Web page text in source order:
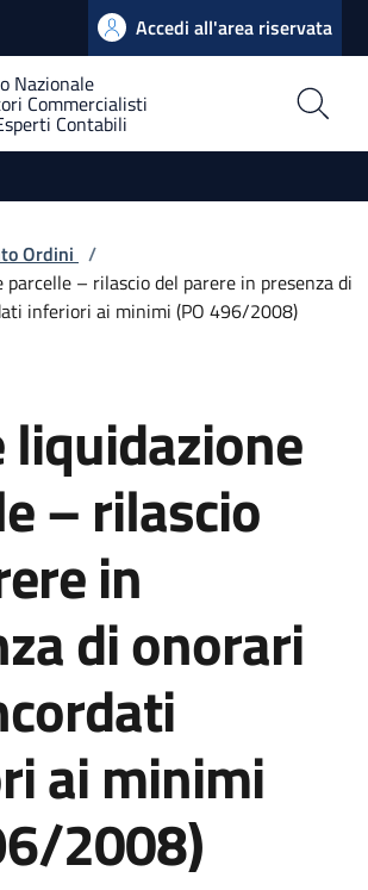
Accedi all'area riservata
Nazionale
Commercialisti
Contabili
Ordini /
parcelle – rilascio del parere in presenza di
inferiori ai minimi (PO 496/2008)
liquidazione
– rilascio
in
di onorari
ai minimi
2008)